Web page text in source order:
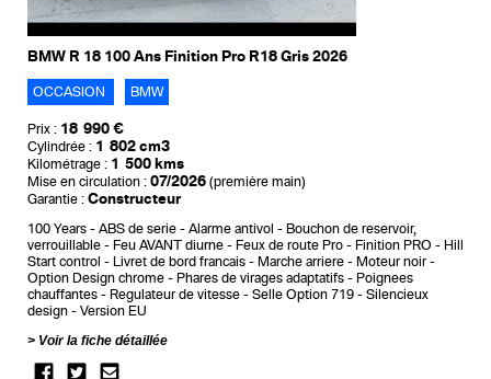
BMW R 18 100 Ans Finition Pro R18 Gris 2026
OCCASION BMW
Prix : 18 990 €
Cylindrée : 1 802 cm3
Kilométrage : 1 500 kms
Mise en circulation : 07/2026 (première main)
Garantie : Constructeur
100 Years ABS de serie Alarme antivol
Bouchon de reservoir,
verrouillable
Feu AVANT diurne Feux de route Pro Finition PRO
Hill
Start control
Livret de bord francais Marche arriere
Moteur noir
Option Design chrome
Phares de virages adaptatifs
Poignees
chauffantes
Regulateur de vitesse Selle Option 719
Silencieux
design
Version EU
Voir la fiche détaillée